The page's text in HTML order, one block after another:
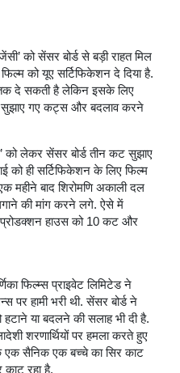
को सेंसर बोर्ड से बड़ी राहत मिल
को यूए सर्टिफिकेशन दे दिया है.
दे सकती है लेकिन इसके लिए
सुझाए गए कट्स और बदलाव करने
को लेकर सेंसर बोर्ड तीन कट सुझाए
को ही सर्टिफिकेशन के लिए फिल्म
महीने बाद शिरोमणि अकाली दल
की मांग करने लगे. ऐसे में
हाउस को 10 कट और
फिल्म्स प्राइवेट लिमिटेड ने
हामी भरी थी. सेंसर बोर्ड ने
या बदलने की सलाह भी दी है.
शरणार्थियों पर हमला करते हुए
एक सैनिक एक बच्चे का सिर काट
काट रहा है.